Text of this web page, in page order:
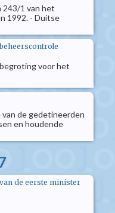
243/1 van het
1992. - Duitse
voor het
de gedetineerden
en houdende
de eerste minister